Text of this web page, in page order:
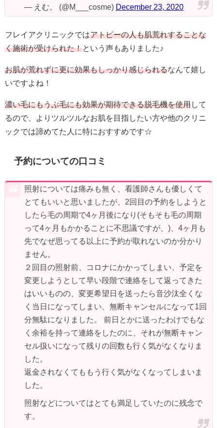
— えむ。 (@M___cosme) December 23, 2020
フレイアクリニックではアトピーの人も肌荒れすることな
く施術が受けられた！という声もありました♪
お肌が荒れずに更に効果もしっかり感じられるなんて嬉し
いですよね！
濃い毛にもうぶ毛にも効果が期待できる脱毛機を使用して
るので、よりツルツルなお肌を目指したい方や他のクリニ
ックでは諦めてた人に特におすすめです☆
予約についての口コミ
照射については痛みも無く、看護師さんも優しくて
とてもいいと思いましたが、2回目の予約をしようと
したら毛の周期で4ヶ月後になり(そもそも毛の周期
って4ヶ月もかかることに不思議ですが、)、4ヶ月も
先でなぜ思ってる以上に予約が取れないのか分かり
ません。
２回目の照射前、コロナにかかってしまい、予定を
変更しようとして早い段階で連絡をして返ってきた
はいいものの、変更希望日を送ったら音沙汰全くな
く当日になってしまい、無断キャンセルになって1回
分無駄になりました。 前日とかに送ったわけでもな
く余裕を持って連絡をしたのに、それが無断キャン
セル扱いになって残りの回数も行く気がなくなりま
した。
返金されなくてももう行く気がなくなってしまいま
した。
照射などについてはとても満足していたのに残念で
す。